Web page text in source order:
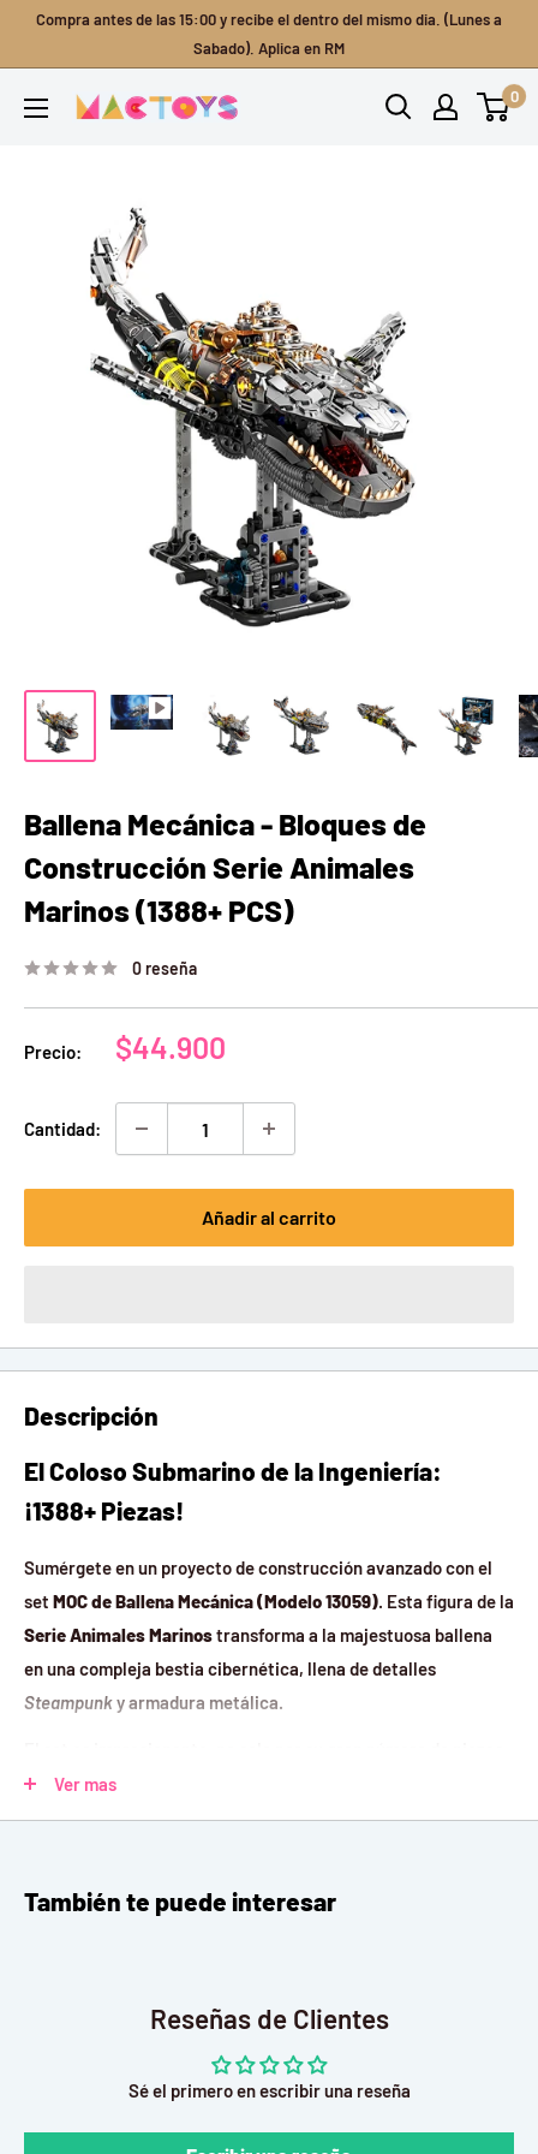
contenido
Compra antes de las 15:00 y recibe el dentro del mismo dia. (Lunes a
Sabado). Aplica en RM
Mactoys
0
Ballena Mecánica - Bloques de
Construcción Serie Animales
Marinos (1388+ PCS)
0 reseña
Precio:
Precio
venta
$44.900
Cantidad:
Añadir al carrito
Descripción
El Coloso Submarino de la Ingeniería:
¡1388+ Piezas!
Sumérgete en un proyecto de construcción avanzado con el
set MOC de Ballena Mecánica (Modelo 13059). Esta figura de la
Serie Animales Marinostransforma a la majestuosa ballena
en una compleja bestia cibernética, llena de detalles
Steampunky armadura metálica.
(más de 1388), sino también porque incluye un
exhibiciónylucesque resaltan la ferocidad de su diseño y el
Construcción Desafiante: Con más de 1388 piezas, este kit
ofrece horas de ensamblaje educativo, fomentando
habilidades de bricolaje, concentración y pensamiento
lógico.
Ver mas
También te puede interesar
Reseñas de Clientes
Sé el primero en escribir una reseña